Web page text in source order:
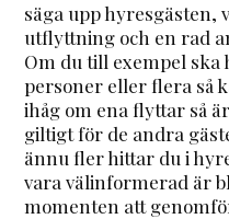
säga upp
utflyttning och en rad
Om du till exempel
personer eller flera så
ihåg om ena flyttar så
giltigt för de andra
ännu fler hittar du i
vara välinformerad är
momenten att